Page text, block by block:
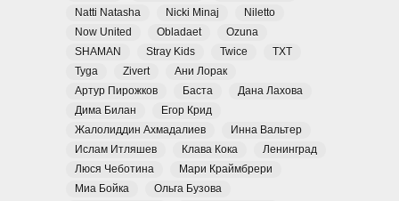
Natti Natasha
Nicki Minaj
Niletto
Now United
Obladaet
Ozuna
SHAMAN
Stray Kids Twice
TXT
Tyga
Zivert
Ани Лорак
Артур Пирожков
Баста
Дана Лахова
Дима Билан
Егор Крид
Жалолиддин Ахмадалиев
Инна Вальтер
Ислам Итляшев
Клава Кока
Ленинград
Люся Чеботина
Мари Краймбрери
Миа Бойка
Ольга Бузова